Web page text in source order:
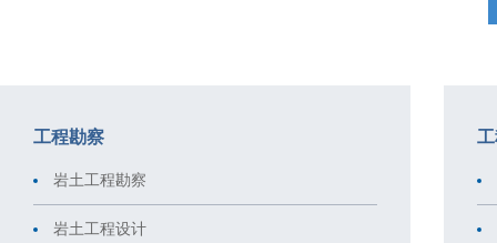
工程勘察
岩土工程勘察
岩土工程设计